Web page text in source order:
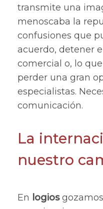
transmite una
menoscaba la
confusiones que
acuerdo, detener
comercial o, lo
perder una gran
especialistas.
comunicación.
La
nuestro
En logios